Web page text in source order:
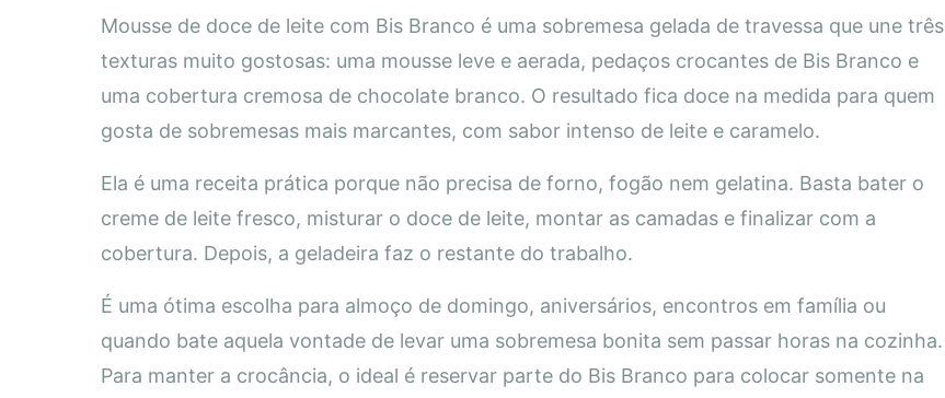
Mousse de doce de leite com Bis Branco é uma sobremesa gelada de travessa que une três
texturas muito gostosas: uma mousse leve e aerada, pedaços crocantes de Bis Branco e
uma cobertura cremosa de chocolate branco. O resultado fica doce na medida para quem
gosta de sobremesas mais marcantes, com sabor intenso de leite e caramelo.
Ela é uma receita prática porque não precisa de forno, fogão nem gelatina. Basta bater o
creme de leite fresco, misturar o doce de leite, montar as camadas e finalizar com a
cobertura. Depois, a geladeira faz o restante do trabalho.
É uma ótima escolha para almoço de domingo, aniversários, encontros em família ou
quando bate aquela vontade de levar uma sobremesa bonita sem passar horas na cozinha.
Para manter a crocância, o ideal é reservar parte do Bis Branco para colocar somente na